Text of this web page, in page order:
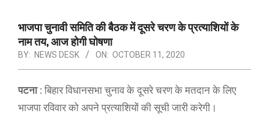
भाजपा चुनावी समिति की बैठक में दूसरे चरण के प्रत्याशियों के
नाम तय, आज होगी घोषणा
BY: NEWS DESK ON: OCTOBER 11, 2020
पटना : बिहार विधानसभा चुनाव के दूसरे चरण के मतदान के लिए
भाजपा रविवार को अपने प्रत्याशियों की सूची जारी करेगी।